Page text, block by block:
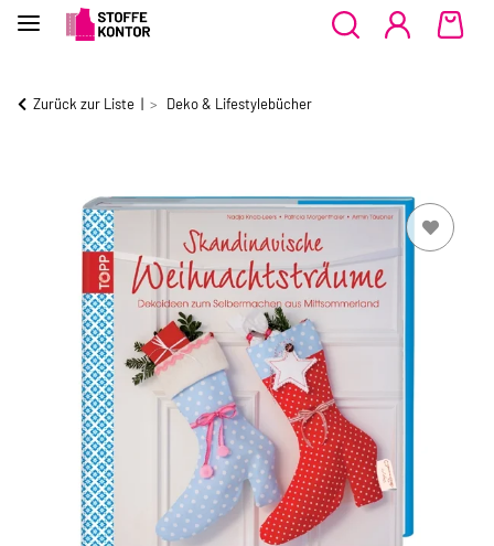
Zurück zur Liste Deko & Lifestylebücher